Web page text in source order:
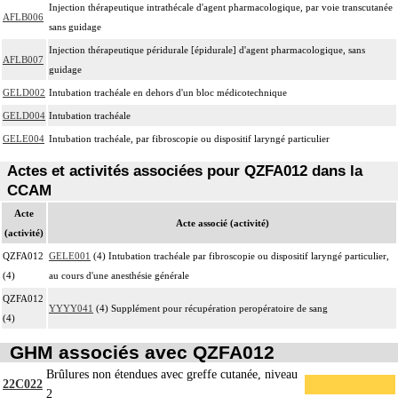
AFLB006
Injection thérapeutique intrathécale d'agent pharmacologique, par voie transcutanée
sans guidage
AFLB007
Injection thérapeutique péridurale [épidurale] d'agent pharmacologique, sans
guidage
GELD002 Intubation trachéale en dehors d'un bloc médicotechnique
GELD004 Intubation trachéale
GELE004 Intubation trachéale, par fibroscopie ou dispositif laryngé particulier
Actes et activités associées pour QZFA012 dans la
CCAM
Acte
(activité)
Acte associé (activité)
QZFA012
(4)
GELE001 (4) Intubation trachéale par fibroscopie ou dispositif laryngé particulier,
au cours d'une anesthésie générale
QZFA012
(4)
YYYY041 (4) Supplément pour récupération peropératoire de sang
GHM associés avec QZFA012
22C022
Brûlures non étendues avec greffe cutanée, niveau
2